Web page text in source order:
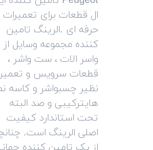
ال قطعات برای تعمیرات
حرفه ای .الرینگ تامین
کننده مجموعه وسایل از
واسر الات ، ست واشر ،
قطعات سرویس و تعمیر
نظیر چسبواشر و کاسه
هایترکیبی و صد البته
تحت استاندارد کیفیت
اصلی الرینگ است.